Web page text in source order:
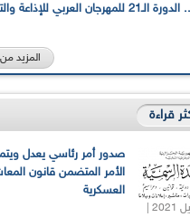
بالصور... الدورة الـ21 للمهرجان العربي
المزيد
قراءة
صدور أمر رئاسي يعدل
الأمر المتضمن قانون
العسكرية